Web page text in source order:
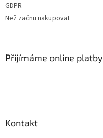
GDPR
Než začnu nakupovat
Přijímáme online platby
Kontakt